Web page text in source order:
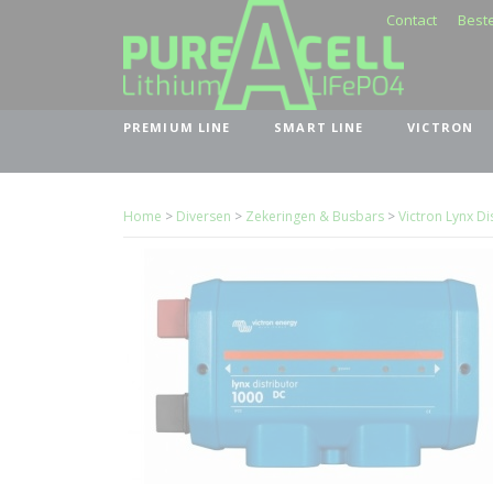
Contact
PREMIUM LINE SMART LINE VICTRON
Home > Diversen > Zekeringen & Busbars >Victron Lynx